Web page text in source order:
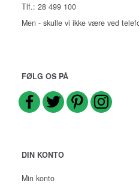
Tlf.: 28 499 100
Men - skulle vi ikke være ved
FØLG OS PÅ
DIN KONTO
Min konto